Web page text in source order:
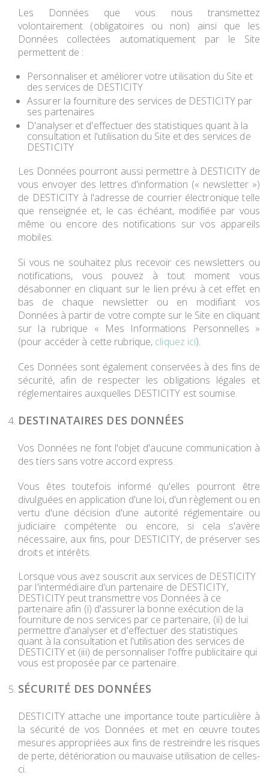
Les Données que vous nous transmettez
volontairement (obligatoires ou non) ainsi que les
Données collectées automatiquement par le Site
permettent de :
Personnaliser et améliorer votre utilisation du Site et
des services de DESTICITY
Assurer la fourniture des services de DESTICITY par
ses partenaires
D'analyser et d'effectuer des statistiques quant à la
consultation et l'utilisation du Site et des services de
DESTICITY
Les Données pourront aussi permettre à DESTICITY de
vous envoyer des lettres d'information (« newsletter »)
de DESTICITY à l'adresse de courrier électronique telle
que renseignée et, le cas échéant, modifiée par vous
même ou encore des notifications sur vos appareils
mobiles.
Si vous ne souhaitez plus recevoir ces newsletters ou
notifications, vous pouvez à tout moment vous
désabonner en cliquant sur le lien prévu à cet effet en
bas de chaque newsletter ou en modifiant vos
Données à partir de votre compte sur le Site en cliquant
sur la rubrique « Mes Informations Personnelles »
(pour accéder à cette rubrique, cliquez ici).
Ces Données sont également conservées à des fins de
sécurité, afin de respecter les obligations légales et
réglementaires auxquelles DESTICITY est soumise.
DESTINATAIRES DES DONNÉES
Vos Données ne font l'objet d'aucune communication à
des tiers sans votre accord express.
Vous êtes toutefois informé qu'elles pourront être
divulguées en application d'une loi, d'un règlement ou en
vertu d'une décision d'une autorité réglementaire ou
judiciaire compétente ou encore, si cela s'avère
nécessaire, aux fins, pour DESTICITY, de préserver ses
droits et intérêts.
Lorsque vous avez souscrit aux services de DESTICITY
par l'intermédiaire d'un partenaire de DESTICITY,
DESTICITY peut transmettre vos Données à ce
partenaire afin (i) d'assurer la bonne exécution de la
fourniture de nos services par ce partenaire, (ii) de lui
permettre d'analyser et d'effectuer des statistiques
quant à la consultation et l'utilisation des services de
DESTICITY et (iii) de personnaliser l'offre publicitaire qui
vous est proposée par ce partenaire.
SÉCURITÉ DES DONNÉES
DESTICITY attache une importance toute particulière à
la sécurité de vos Données et met en œuvre toutes
mesures appropriées aux fins de restreindre les risques
de perte, détérioration ou mauvaise utilisation de celles-
ci.